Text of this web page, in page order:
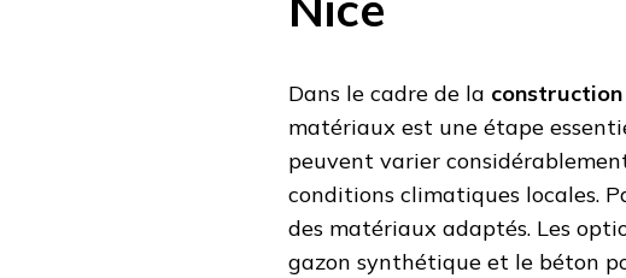
Dans le cadre de la construction
matériaux est une étape
peuvent varier
conditions climatiques locales.
des matériaux adaptés. Les
gazon synthétique et le béton